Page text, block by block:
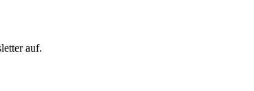
auf.